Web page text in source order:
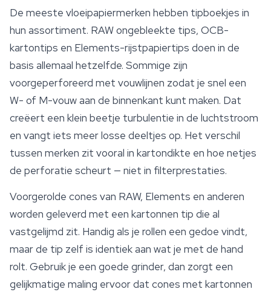
De meeste vloeipapiermerken hebben tipboekjes in
hun assortiment. RAW ongebleekte tips, OCB-
kartontips en Elements-rijstpapiertips doen in de
basis allemaal hetzelfde. Sommige zijn
voorgeperforeerd met vouwlijnen zodat je snel een
W- of M-vouw aan de binnenkant kunt maken. Dat
creëert een klein beetje turbulentie in de luchtstroom
en vangt iets meer losse deeltjes op. Het verschil
tussen merken zit vooral in kartondikte en hoe netjes
de perforatie scheurt — niet in filterprestaties.
Voorgerolde cones van RAW, Elements en anderen
worden geleverd met een kartonnen tip die al
vastgelijmd zit. Handig als je rollen een gedoe vindt,
maar de tip zelf is identiek aan wat je met de hand
rolt. Gebruik je een goede grinder, dan zorgt een
gelijkmatige maling ervoor dat cones met kartonnen